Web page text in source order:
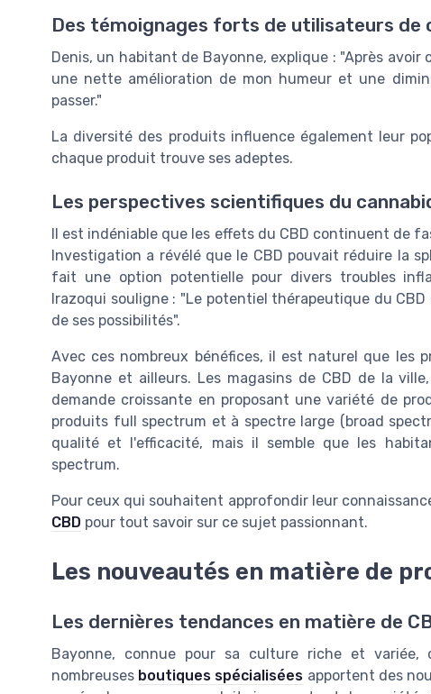
Des témoignages forts de utilisateurs de
Denis, un habitant de Bayonne, explique : "Après
une nette amélioration de mon humeur et une
passer."
La diversité des produits influence également leur
chaque produit trouve ses adeptes.
Les perspectives scientifiques du
Il est indéniable que les effets du CBD continuent de
Investigation a révélé que le CBD pouvait réduire la
fait une option potentielle pour divers troubles
Irazoqui souligne : "Le potentiel thérapeutique du
de ses possibilités".
Avec ces nombreux bénéfices, il est naturel que les
Bayonne et ailleurs. Les magasins de CBD de la
demande croissante en proposant une variété de
produits full spectrum et à spectre large (broad
qualité et l'efficacité, mais il semble que les
spectrum.
Pour ceux qui souhaitent approfondir leur
CBD pour tout savoir sur ce sujet passionnant.
Les nouveautés en matière de
Les dernières tendances en matière de
Bayonne, connue pour sa culture riche et
nombreuses boutiques spécialisées apportent des